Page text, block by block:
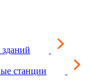
станции